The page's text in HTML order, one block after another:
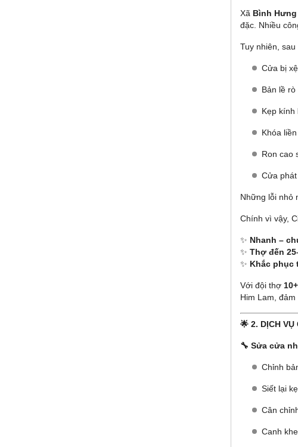
Xã Bình Hưng
đặc. Nhiều
Tuy nhiên,
Cửa bị
Bản lề
Kẹp kính
Khóa
Ron cao
Cửa
Những lỗi nhỏ
Chính vì vậy,
✨ Nhanh –
✨ Thợ đến
✨ Khắc phục
Với đội thợ
Him Lam, đảm
🌟 2. DỊCH VỤ
🔧 Sửa cửa
Chỉnh
Siết lại
Cân
Canh